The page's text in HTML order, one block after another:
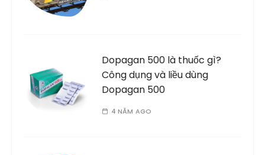
Dopagan 500 là thuốc gì?
Công dụng và liều dùng
Dopagan 500
4 NĂM AGO